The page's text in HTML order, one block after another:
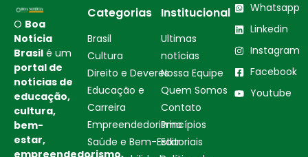
O Boa
Notícia
Brasil é um
portal de
notícias de
educação,
cultura,
bem-
estar,
Categorias
Brasil
Cultura
Direito e Deveres
Educação e
Carreira
Empreendedorismo
Saúde e Bem-Estar
Institucional
Ultimas
notícias
Nossa Equipe
Quem Somos
Contato
Princípios
Editoriais
Whatsapp
Linkedin
Instagram
Facebook
Youtube